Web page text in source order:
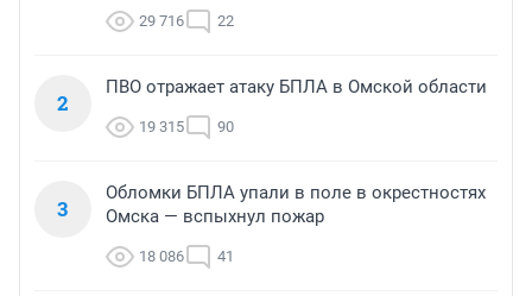
29 716 22
2
ПВО отражает атаку БПЛА в Омской области
19 315 90
3
Обломки БПЛА упали в поле в окрестностях
Омска — вспыхнул пожар
18 086 41